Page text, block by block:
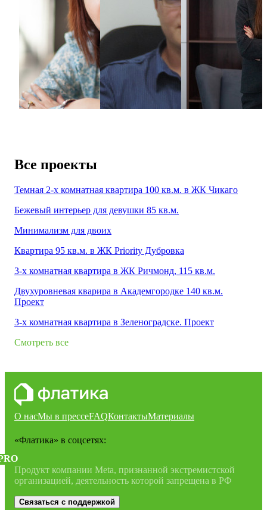
Все проекты
Темная 2-х комнатная квартира 100 кв.м. в ЖК Чикаго
Бежевый интерьер для девушки 85 кв.м.
Минимализм для двоих
Квартира 95 кв.м. в ЖК Priority Дубровка
3-х комнатная квартира в ЖК Ричмонд, 115 кв.м.
Двухуровневая кварира в Академгородке 140 кв.м.
Проект
3-х комнатная квартира в Зеленоградске. Проект
Смотреть все
О насМы в прессеFAQКонтактыМатериалы
«Флатика» в соцсетях:
Продукт компании Meta, признанной экстремистской
организацией, деятельность которой запрещена в РФ
Связаться с поддержкой